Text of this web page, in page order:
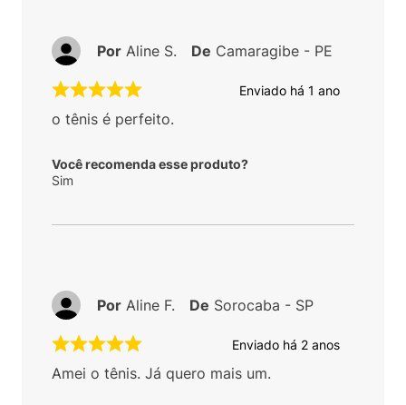
Enviado há 1 ano
o tênis é perfeito.
Você recomenda esse produto?
Sim
Por Aline S. De Camaragibe - PE
Enviado há 2 anos
Amei o tênis. Já quero mais um.
Por Aline F. De Sorocaba - SP